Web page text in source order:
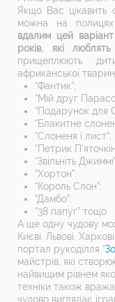
Якщо Вас цікавить
можна на полицях
вдалим цей
років, які
прищеплюють
африканської
“Фантик”;
“Мій друг
“Подарунок для
“Блакитне
“Слоненя і лист”;
“Петрик
“Звільніть
“Хортон”;
“Король Слон”;
“Дамбо”;
“38 папуг” тощо.
А ще одну чудову
Києві, Львові,
портал рукоділля “
майстрів, які
найвищим рівнем
техніки також
чудово виглядає